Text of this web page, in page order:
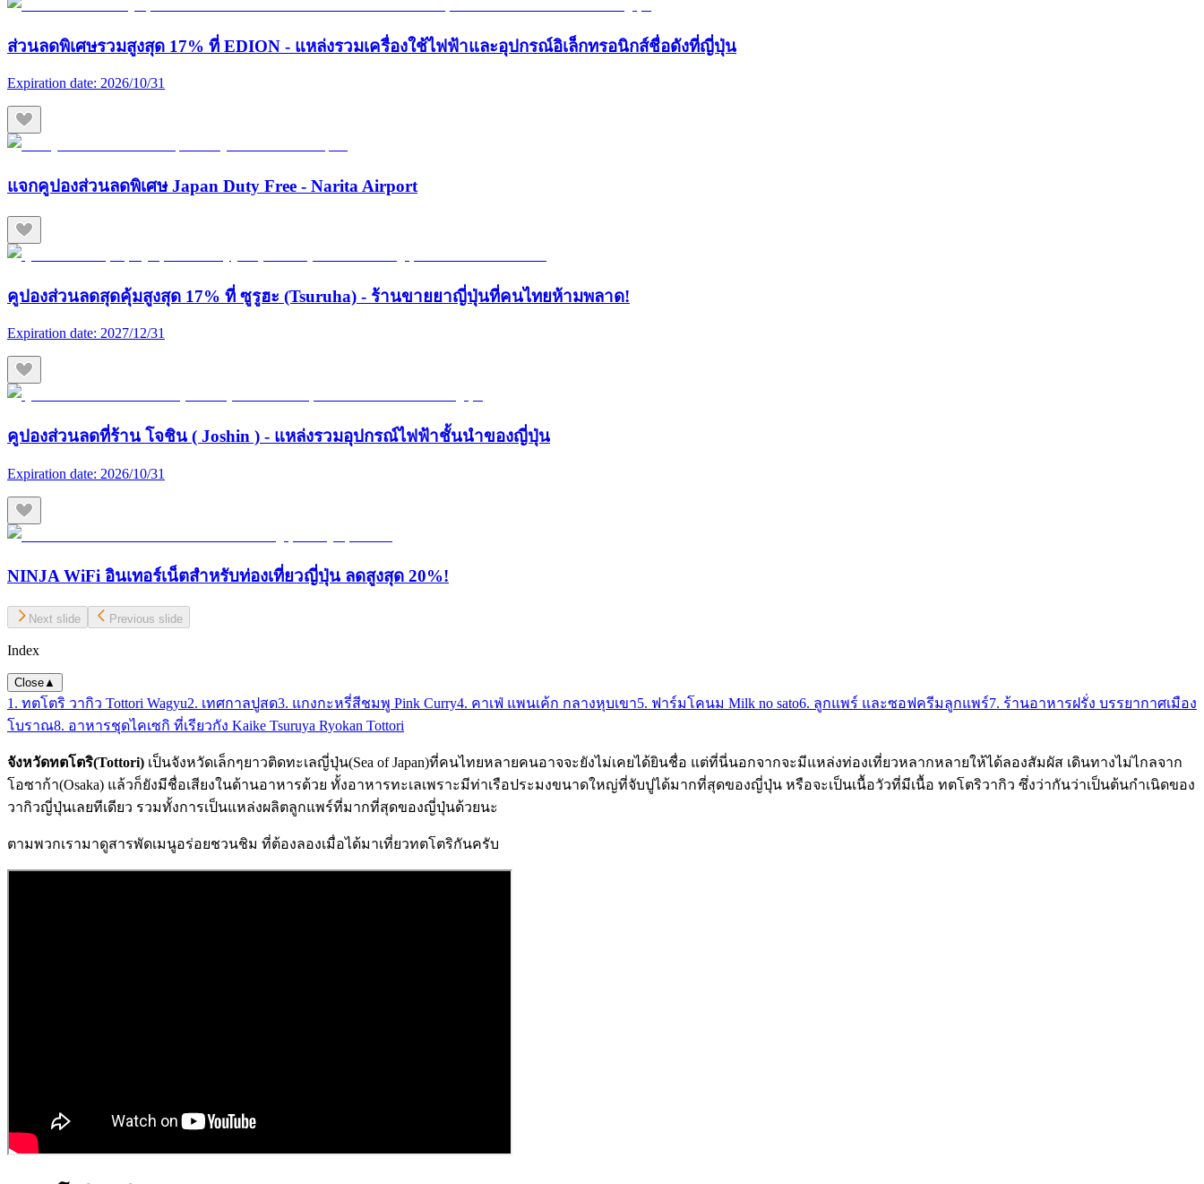
ส่วนลดพิเศษรวมสูงสุด 17% ที่ EDION - แหล่งรวมเครื่องใช้ไฟฟ้าและอุปกรณ์อิเล็กทรอนิกส์ชื่อดังที่ญี่ปุ่น
Expiration date: 2026/10/31
แจกคูปองส่วนลดพิเศษ Japan Duty Free - Narita Airport
คูปองส่วนลดสุดคุ้มสูงสุด 17% ที่ ซูรูฮะ (Tsuruha) - ร้านขายยาญี่ปุ่นที่คนไทยห้ามพลาด!
Expiration date: 2027/12/31
คูปองส่วนลดที่ร้าน โจชิน ( Joshin ) - แหล่งรวมอุปกรณ์ไฟฟ้าชั้นนำของญี่ปุ่น
Expiration date: 2026/10/31
NINJA WiFi อินเทอร์เน็ตสำหรับท่องเที่ยวญี่ปุ่น ลดสูงสุด 20%!
Next slide Previous slide
Index
Close▲
1. ทตโตริ วากิว Tottori Wagyu2. เทศกาลปูสด3. แกงกะหรี่สีชมพู Pink Curry4. คาเฟ่ แพนเค้ก กลางหุบเขา5. ฟาร์มโคนม Milk no sato6. ลูกแพร์ และซอฟครีมลูกแพร์7. ร้านอาหารฝรั่ง บรรยากาศเมือง
โบราณ8. อาหารชุดไคเซกิ ที่เรียวกัง Kaike Tsuruya Ryokan Tottori
จังหวัดทตโตริ(Tottori) เป็นจังหวัดเล็กๆยาวติดทะเลญี่ปุ่น(Sea of Japan)ที่คนไทยหลายคนอาจจะยังไม่เคยได้ยินชื่อ แต่ที่นี่นอกจากจะมีแหล่งท่องเที่ยวหลากหลายให้ได้ลองสัมผัส เดินทางไม่ไกลจาก
โอซาก้า(Osaka) แล้วก็ยังมีชื่อเสียงในด้านอาหารด้วย ทั้งอาหารทะเลเพราะมีท่าเรือประมงขนาดใหญ่ที่จับปูได้มากที่สุดของญี่ปุ่น หรือจะเป็นเนื้อวัวที่มีเนื้อ ทตโตริวากิว ซึ่งว่ากันว่าเป็นต้นกำเนิดของ
วากิวญี่ปุ่นเลยทีเดียว รวมทั้งการเป็นแหล่งผลิตลูกแพร์ที่มากที่สุดของญี่ปุ่นด้วยนะ
ตามพวกเรามาดูสารพัดเมนูอร่อยชวนชิม ที่ต้องลองเมื่อได้มาเที่ยวทตโตริกันครับ